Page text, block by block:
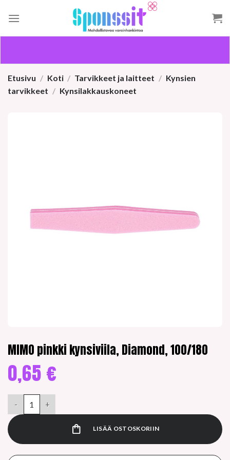
Etusivu / Koti / Tarvikkeet ja laitteet / Kynsien
tarvikkeet / Kynsilakkauskoneet
MIMO pinkki kynsiviila, Diamond, 100/180
0,65 €
LISÄÄ OSTOSKORIIN